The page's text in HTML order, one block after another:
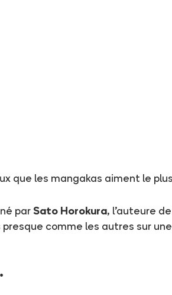
que les mangakas aiment le
par Sato Horokura, l'auteure de
comme les autres sur